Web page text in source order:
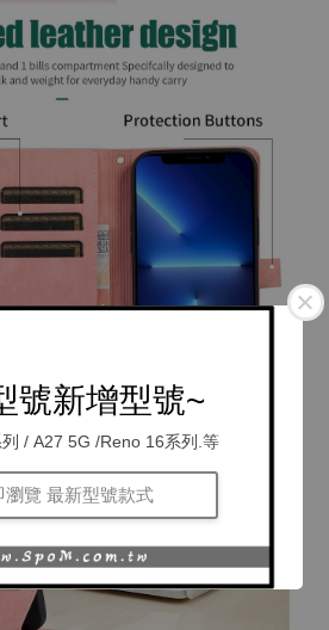
號新增型號~
/ A27 5G /Reno 16系列.等
瀏覽 最新型號款式